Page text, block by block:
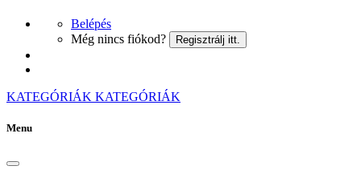
Belépés
Még nincs fiókod?
Regisztrálj itt.
KATEGÓRIÁK KATEGÓRIÁK
Menu